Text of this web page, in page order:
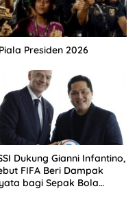
Presiden 2026
Dukung Gianni Infantino,
FIFA Beri Dampak
bagi Sepak Bola